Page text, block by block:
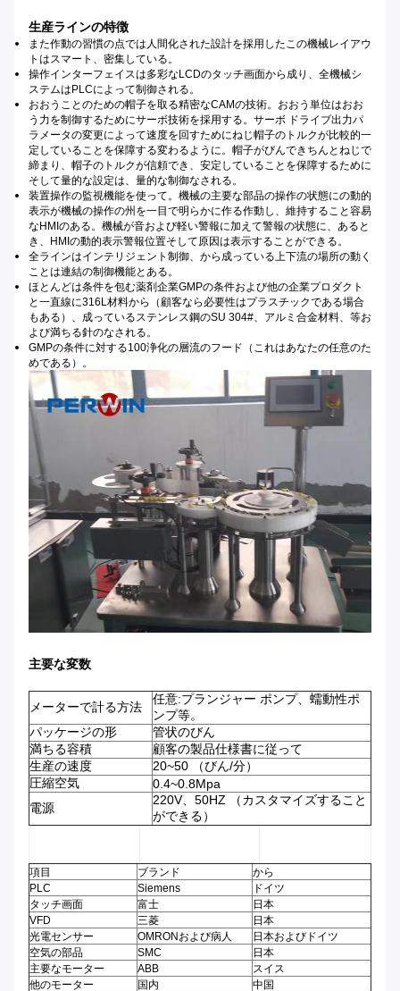
生産ラインの特徴
また作動の習慣の点では人間化された設計を採用したこの機械レイアウ
トはスマート、密集している。
操作インターフェイスは多彩なLCDのタッチ画面から成り、全機械シ
ステムはPLCによって制御される。
おおうことのための帽子を取る精密なCAMの技術。おおう単位はおお
う力を制御するためにサーボ技術を採用する。サーボ ドライブ出力パ
ラメータの変更によって速度を回すためにねじ帽子のトルクが比較的一
定していることを保障する変わるように。帽子がびんできちんとねじで
締まり、帽子のトルクが信頼でき、安定していることを保障するために
そして量的な設定は、量的な制御なされる。
装置操作の監視機能を使って。機械の主要な部品の操作の状態にの動的
表示が機械の操作の州を一目で明らかに作る作動し、維持すること容易
なHMIのある。機械が音および軽い警報に加えて警報の状態に、あると
き、HMIの動的表示警報位置そして原因は表示することができる。
全ラインはインテリジェント制御、から成っている上下流の場所の動く
ことは連結の制御機能とある。
ほとんどは条件を包む薬剤企業GMPの条件および他の企業プロダクト
と一直線に316L材料から（顧客なら必要性はプラスチックである場合
もある）、成っているステンレス鋼のSU 304#、アルミ合金材料、等お
よび満ちる針のなされる。
GMPの条件に対する100浄化の層流のフード（これはあなたの任意のた
めである）。
主要な変数
メーターで計る方法
任意:プランジャー ポンプ、蠕動性ポ
ンプ等。
パッケージの形
管状のびん
満ちる容積
顧客の製品仕様書に従って
生産の速度
20~50 （びん/分）
圧縮空気
0.4~0.8Mpa
電源
220V、50HZ （カスタマイズすること
ができる）
項目 ブランド
から
PLC
Siemens
ドイツ
タッチ画面
富士
日本
VFD
三菱
日本
光電センサー
OMRONおよび病人
日本およびドイツ
空気の部品
SMC
日本
主要なモーター
ABB
スイス
他のモーター
国内 中国